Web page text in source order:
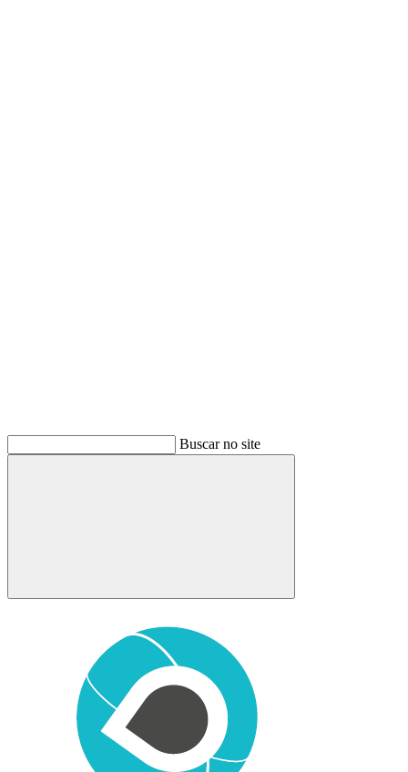
Buscar no site
Buscar